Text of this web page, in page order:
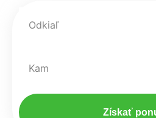
Odkiaľ
Kam
Získať